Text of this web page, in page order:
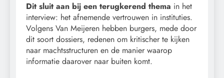
Dit sluit aan bij een terugkerend thema in het
interview: het afnemende vertrouwen in instituties.
Volgens Van Meijeren hebben burgers, mede door
dit soort dossiers, redenen om kritischer te kijken
naar machtsstructuren en de manier waarop
informatie daarover naar buiten komt.